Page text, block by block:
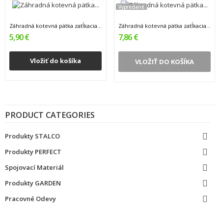
PRODUCT CATEGORIES
Produkty STALCO 
Produkty PERFECT 
Spojovací Materiál 
Produkty GARDEN 
Pracovné Odevy 
5,90 €
Vložiť do košíka
Vypredané
7,86 €
VLOŽIŤ DO KOŠÍKA